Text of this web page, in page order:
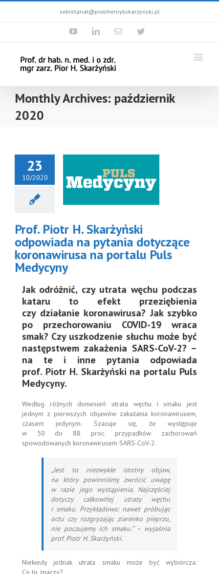
sekretariat@piotrhenrykskarzynski.pl
YoutubeLinkedinEmail Twitter
Monthly Archives: październik
2020
23
10/2020
Piotr H.
Puls
Prof. Piotr H. Skarżyński
odpowiada na pytania dotyczące
koronawirusa na portalu Puls
Medycyny
Jak odróżnić, czy utrata węchu podczas
kataru to efekt przeziębienia
czy działanie koronawirusa? Jak szybko
po przechorowaniu COVID-19 wraca
smak? Czy uszkodzenie słuchu może być
następstwem zakażenia SARS-CoV-2? –
na te i inne pytania odpowiada
prof. Piotr H. Skarżyński na portalu Puls
Medycyny.
Według różnych doniesień utrata węchu i smaku jest
jednym z pierwszych objawów zakażania koronawirusem,
czasem jedynym. Szacuje się, że występuje
w 50 do 88 proc. przypadków zachorowań
spowodowanych koronawirusem SARS-CoV-2.
„Jest to niezwykłe istotny objaw,
na który powinniśmy zwrócić uwagę
w razie jego wystąpienia. Najczęściej
dotyczy całkowitej utraty węchu
i smaku. Przykładowo: nawet próbując
octu czy rozgryzając ziarenko pieprzu,
nie poczujemy ich smaku.” – wyjaśnia
prof. Piotr H. Skarżyński.
Niekiedy jednak utrata smaku może być wybiórcza.
Co to znaczy?